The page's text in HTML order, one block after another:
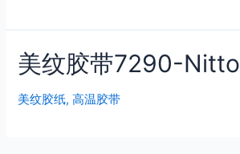
美纹胶带7290-Nitto
美纹胶纸,高温胶带